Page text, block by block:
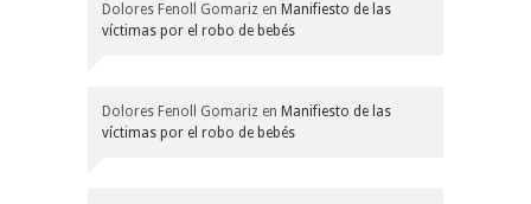
Dolores Fenoll Gomariz en Manifiesto de las
víctimas por el robo de bebés
Dolores Fenoll Gomariz en Manifiesto de las
víctimas por el robo de bebés